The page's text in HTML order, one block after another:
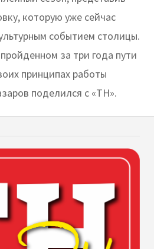
которую уже сейчас
событием столицы.
за три года пути
принципах работы
поделился с «ТН».